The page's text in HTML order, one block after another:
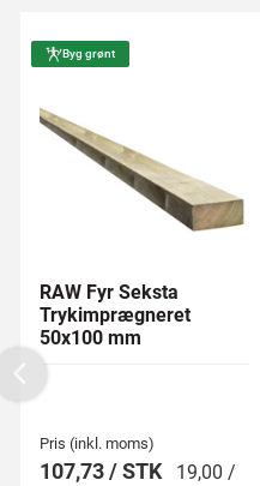
Byg grønt
RAW Fyr Seksta
Trykimprægneret
50x100 mm
Pris (inkl. moms)
107,73 / STK
19,00 /
Previous